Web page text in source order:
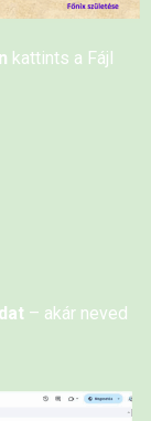
kattints a Fájl
– akár neved